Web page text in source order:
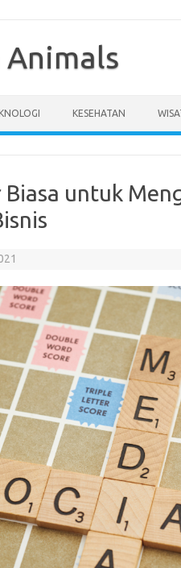
Animals
KESEHATAN
Biasa untuk